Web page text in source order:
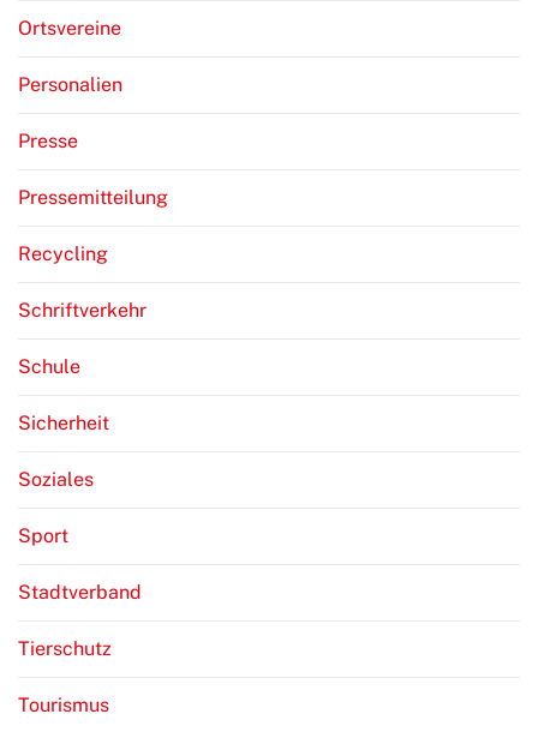
Ortsvereine
Personalien
Presse
Pressemitteilung
Recycling
Schriftverkehr
Schule
Sicherheit
Soziales
Sport
Stadtverband
Tierschutz
Tourismus